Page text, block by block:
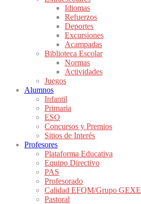
Idiomas
Refuerzos
Deportes
Excursiones
Acampadas
Biblioteca Escolar
Normas
Actividades
Juegos
Alumnos
Infantil
Primaria
ESO
Concursos y Premios
Sitios de Interés
Profesores
Plataforma Educativa
Equipo Directivo
PAS
Profesorado
Calidad EFQM/Grupo GEXE
Pastoral